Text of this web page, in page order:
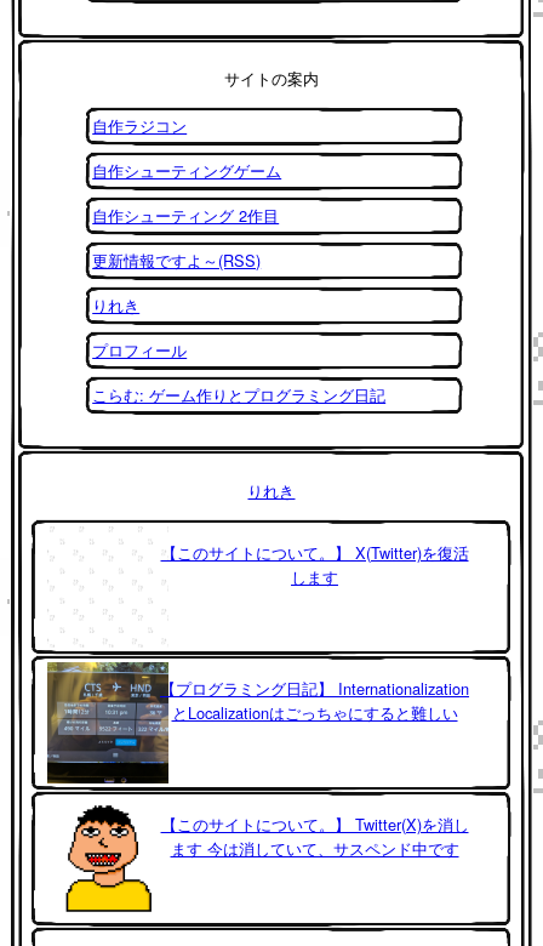
サイトの案内
自作ラジコン
自作シューティングゲーム
自作シューティング 2作目
更新情報ですよ～(RSS)
りれき
プロフィール
こらむ: ゲーム作りとプログラミング日記
りれき
【このサイトについて。】 X(Twitter)を復活
します
【プログラミング日記】 Internationalization
とLocalizationはごっちゃにすると難しい
【このサイトについて。】 Twitter(X)を消し
ます 今は消していて、サスペンド中です